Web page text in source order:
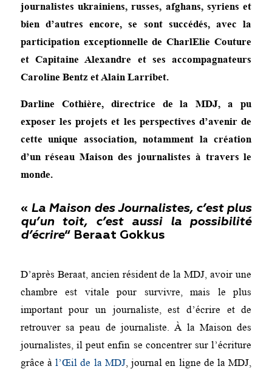
journalistes ukrainiens, russes, afghans, syriens et
bien d’autres encore, se sont succédés, avec la
participation exceptionnelle de CharlElie Couture
et Capitaine Alexandre et ses accompagnateurs
Caroline Bentz et Alain Larribet.
Darline Cothière, directrice de la MDJ, a pu
exposer les projets et les perspectives d’avenir de
cette unique association, notamment la création
d’un réseau Maison des journalistes à travers le
monde.
« La Maison des Journalistes, c’est plus
qu’un toit, c’est aussi la possibilité
d’écrire“ Beraat Gokkus
D’après Beraat, ancien résident de la MDJ, avoir une
chambre est vitale pour survivre, mais le plus
important pour un journaliste, est d’écrire et de
retrouver sa peau de journaliste. À la Maison des
journalistes, il peut enfin se concentrer sur l’écriture
grâce àl’Œil de la MDJ, journal en ligne de la MDJ,